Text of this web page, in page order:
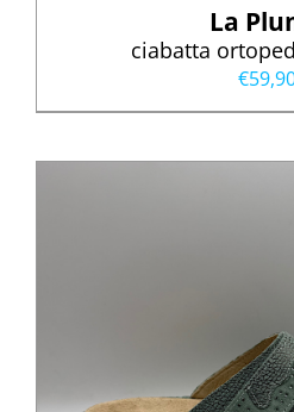
La
ciabatta
€